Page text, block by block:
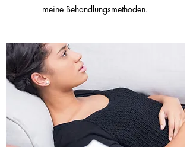
meine Behandlungsmethoden.